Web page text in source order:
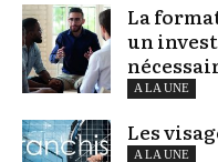
La
un
A LA UNE
Les
A LA UNE